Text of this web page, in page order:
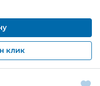
клик